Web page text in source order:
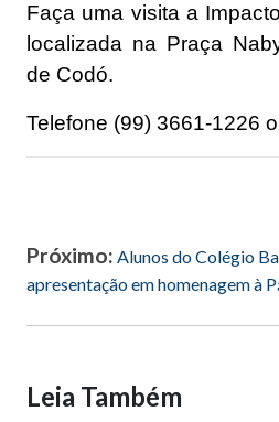
Faça uma visita a
localizada na Praça
de Codó.
Telefone (99) 3661-1226
Próximo: Alunos do Colégio
apresentação em homenagem à
Leia Também